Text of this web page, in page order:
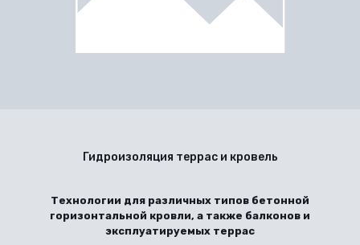
Гидроизоляция террас и кровель
Технологии для различных типов бетонной
горизонтальной кровли, а также балконов и
эксплуатируемых террас